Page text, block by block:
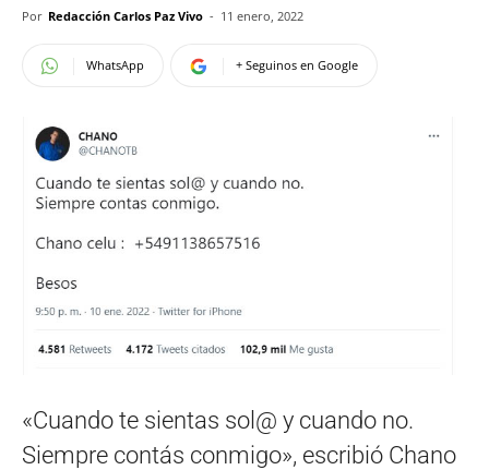
Por Redacción Carlos Paz Vivo - 11 enero, 2022
WhatsApp + Seguinos en Google
«Cuando te sientas sol@ y cuando no.
Siempre contás conmigo», escribió Chano